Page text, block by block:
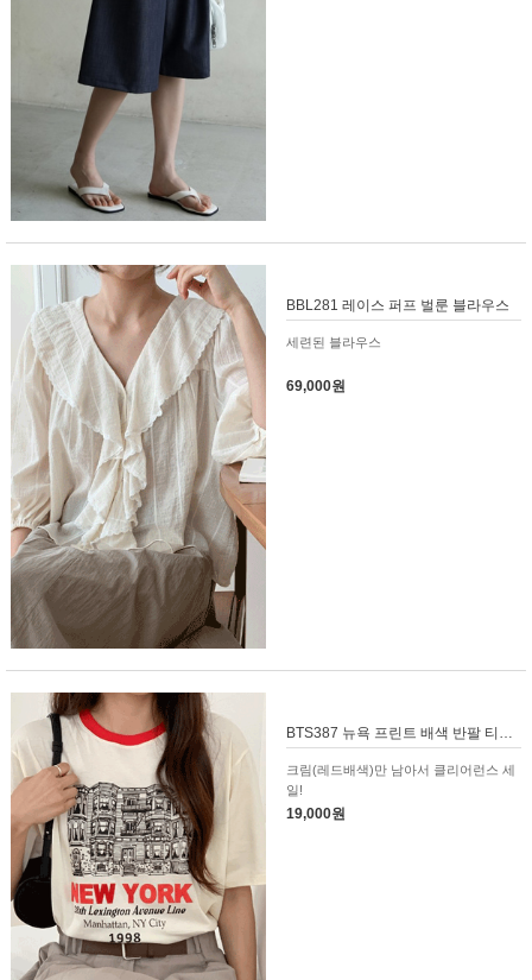
BBL281 레이스 퍼프 벌룬 블라우스
세련된 블라우스
69,000원
크림(레드배색)만 남아서 클리어런스 세
일!
19,000원